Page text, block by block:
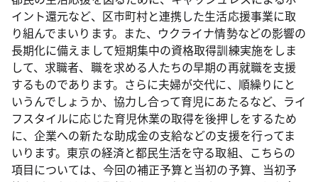
イント還元など、区市町村と連携した生活応援事業に取
り組んでまいります。また、ウクライナ情勢などの影響の
長期化に備えまして短期集中の資格取得訓練実施をしま
して、求職者、職を求める人たちの早期の再就職を支援
するものであります。さらに夫婦が交代に、順繰りにと
いうんでしょうか、協力し合って育児にあたるなど、ライ
フスタイルに応じた育児休業の取得を後押しをするため
に、企業への新たな助成金の支給などの支援を行ってま
いります。東京の経済と都民生活を守る取組、こちらの
項目については、今回の補正予算と当初の予算、当初予